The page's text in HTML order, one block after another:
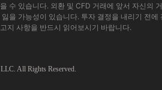
수 있습니다. 외환 및 CFD 거래에 앞서 자신의
을 가능성이 있습니다. 투자 결정을 내리기 전
지 사항을 반드시 읽어보시기 바랍니다.
All Rights Reserved.